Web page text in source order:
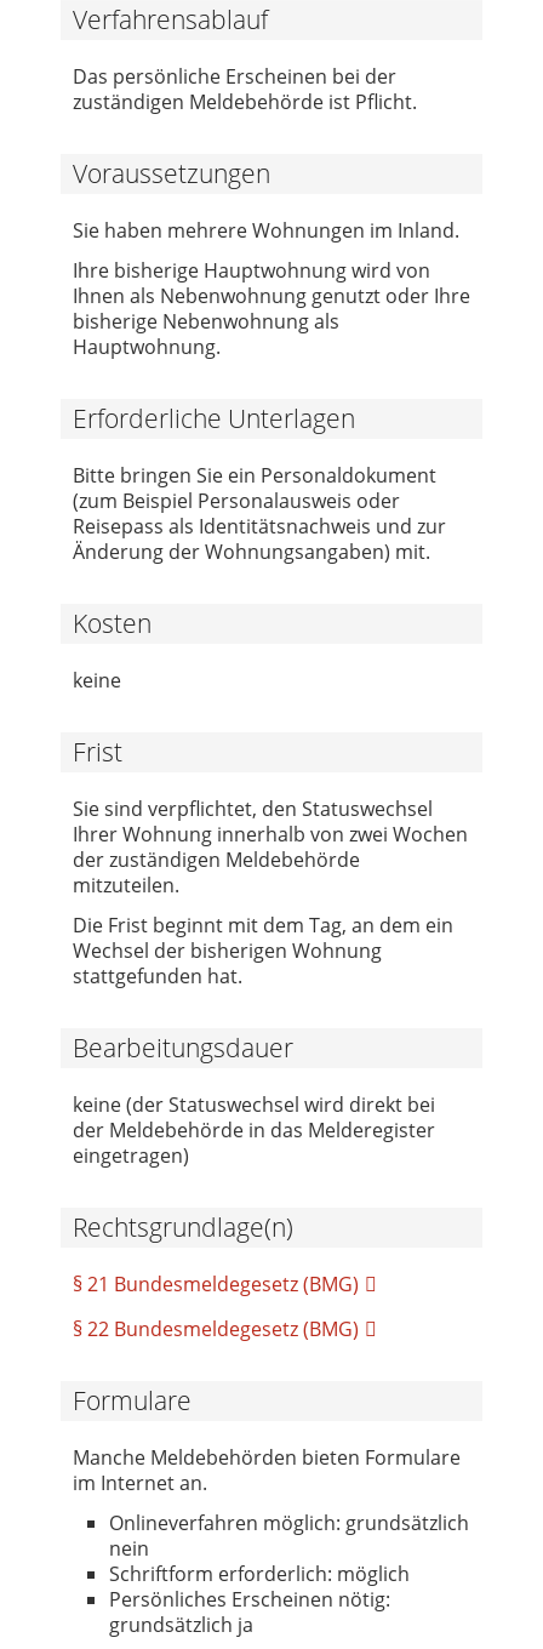
Verfahrensablauf
Das persönliche Erscheinen bei der
zuständigen Meldebehörde ist Pflicht.
Voraussetzungen
Sie haben mehrere Wohnungen im Inland.
Ihre bisherige Hauptwohnung wird von
Ihnen als Nebenwohnung genutzt oder Ihre
bisherige Nebenwohnung als
Hauptwohnung.
Erforderliche Unterlagen
Bitte bringen Sie ein Personaldokument
(zum Beispiel Personalausweis oder
Reisepass als Identitätsnachweis und zur
Änderung der Wohnungsangaben) mit.
Kosten
keine
Frist
Sie sind verpflichtet, den Statuswechsel
Ihrer Wohnung innerhalb von zwei Wochen
der zuständigen Meldebehörde
mitzuteilen.
Die Frist beginnt mit dem Tag, an dem ein
Wechsel der bisherigen Wohnung
stattgefunden hat.
Bearbeitungsdauer
keine (der Statuswechsel wird direkt bei
der Meldebehörde in das Melderegister
eingetragen)
Rechtsgrundlage(n)
§ 21 Bundesmeldegesetz (BMG)
§ 22 Bundesmeldegesetz (BMG)
Formulare
Manche Meldebehörden bieten Formulare
im Internet an.
Onlineverfahren möglich: grundsätzlich
nein
Schriftform erforderlich: möglich
Persönliches Erscheinen nötig:
grundsätzlich ja